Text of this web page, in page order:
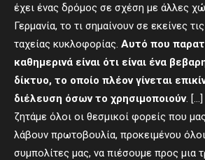
έχει ένας δρόμος σε σχέση με άλλες
Γερμανία, το τι σημαίνουν σε εκείνες
ταχείας κυκλοφορίας. Αυτό που
καθημερινά είναι ότι είναι ένα
δίκτυο, το οποίο πλέον γίνεται
διέλευση όσων το χρησιμοποιούν.
ζητάμε όλοι οι θεσμικοί φορείς που
λάβουν πρωτοβουλία, προκειμένου όλοι
συμπολίτες μας, να πιέσουμε προς μια